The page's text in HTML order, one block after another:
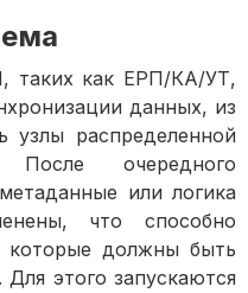
таких как ЕРП/КА/УТ,
данных, из
узлы распределенной
После очередного
или логика
что способно
которые должны быть
этого запускаются